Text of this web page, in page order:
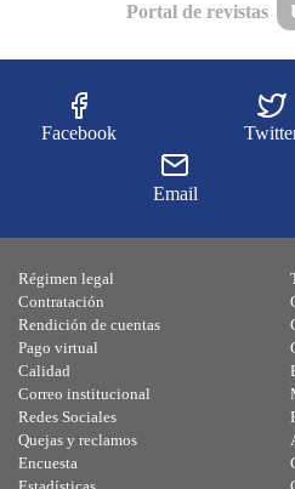
Portal de revistas
Facebook
Email
Régimen legal
Contratación
Rendición de cuentas
Pago virtual
Calidad
Correo institucional
Redes Sociales
Quejas y reclamos
Encuesta